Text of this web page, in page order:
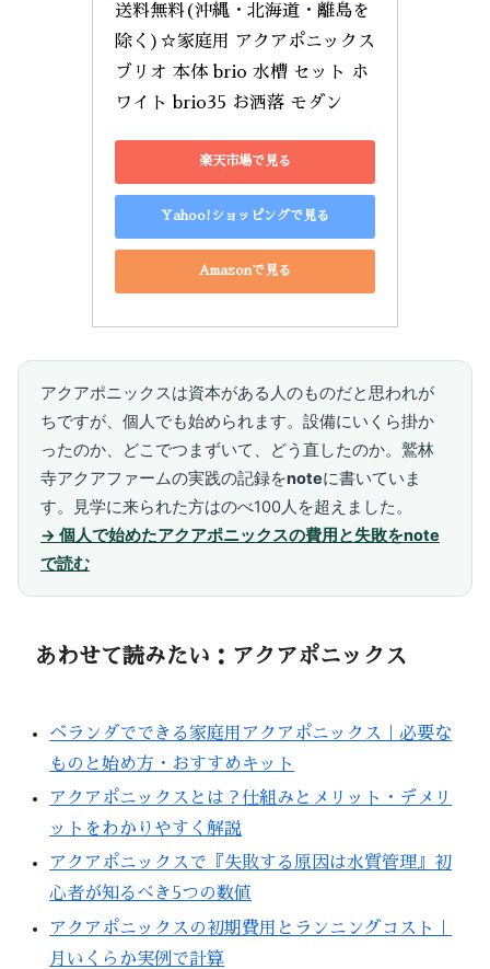
送料無料(沖縄・北海道・離島を
除く)☆家庭用 アクアポニックス
ブリオ 本体 brio 水槽 セット ホ
ワイト brio35 お洒落 モダン
楽天市場で見る
Yahoo!ショッピングで見る
Amazonで見る
アクアポニックスは資本がある人のものだと思われが
ちですが、個人でも始められます。設備にいくら掛か
ったのか、どこでつまずいて、どう直したのか。鷲林
寺アクアファームの実践の記録をnoteに書いていま
す。見学に来られた方はのべ100人を超えました。
→ 個人で始めたアクアポニックスの費用と失敗をnote
で読む
あわせて読みたい：アクアポニックス
ベランダでできる家庭用アクアポニックス｜必要な
ものと始め方・おすすめキット
アクアポニックスとは？仕組みとメリット・デメリ
ットをわかりやすく解説
アクアポニックスで『失敗する原因は水質管理』初
心者が知るべき5つの数値
アクアポニックスの初期費用とランニングコスト｜
月いくらか実例で計算